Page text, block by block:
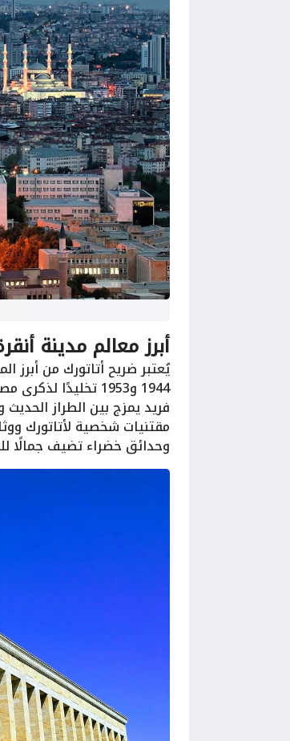
أبرز معالم مدينة
يُعتبر ضريح أتاتورك من أبرز
1944 و1953
فريد يمزج بين الطراز
مقتنيات شخصية لأتاتورك
وحدائق خضراء تضيف جمالًا